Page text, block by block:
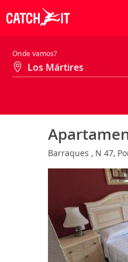
Onde vamos?
Barraques , N 47,